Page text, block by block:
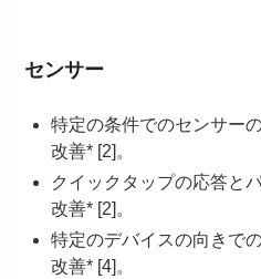
センサー
特定の条件でのセンサー
改善* [2]。
クイックタップの応答と
改善* [2]。
特定のデバイスの向きで
改善* [4]。